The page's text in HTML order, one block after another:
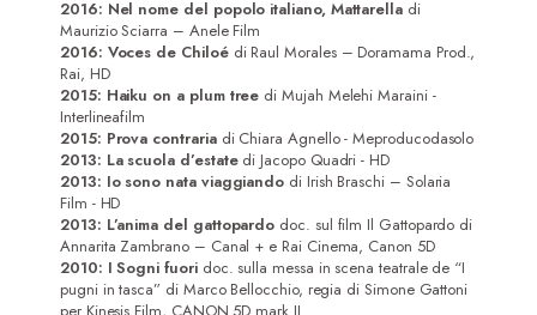
2016: Nel nome del popolo italiano, Mattarella di
Maurizio Sciarra – Anele Film
2016: Voces de Chiloédi Raul Morales – Doramama Prod.,
Rai, HD
2015: Haiku on a plum tree di Mujah Melehi Maraini -
Interlineafilm
2015: Prova contrariadi Chiara Agnello - Meproducodasolo
2013: La scuola d’estatedi Jacopo Quadri - HD
2013: Io sono nata viaggiando di Irish Braschi – Solaria
Film - HD
2013: L’anima del gattopardo doc. sul film Il Gattopardo di
Annarita Zambrano – Canal + e Rai Cinema, Canon 5D
2010: I Sogni fuoridoc. sulla messa in scena teatrale de “I
pugni in tasca” di Marco Bellocchio, regia di Simone Gattoni